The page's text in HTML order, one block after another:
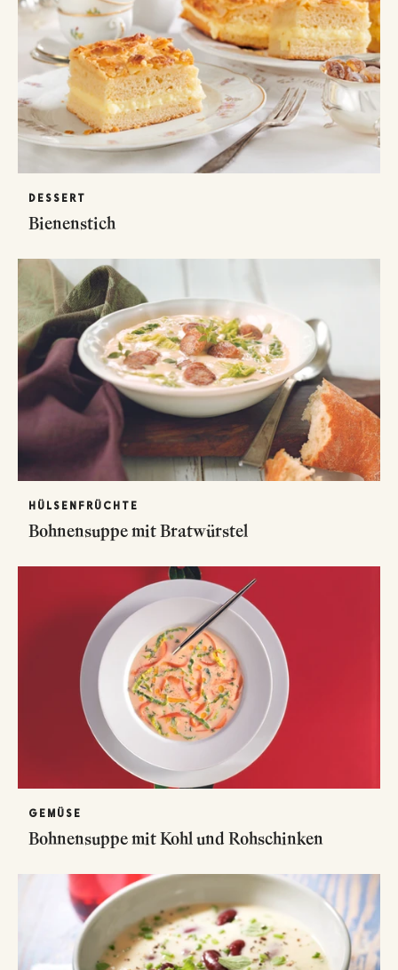
DESSERT
Bienenstich
HÜLSENFRÜCHTE
Bohnensuppe mit Bratwürstel
GEMÜSE
Bohnensuppe mit Kohl und Rohschinken